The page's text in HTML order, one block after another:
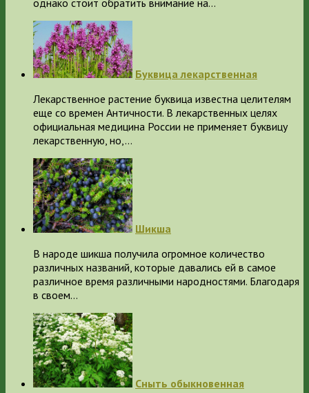
Буквица лекарственная
Лекарственное растение буквица известна целителям
еще со времен Античности. В лекарственных целях
официальная медицина России не применяет буквицу
лекарственную, но,…
Шикша
В народе шикша получила огромное количество
различных названий, которые давались ей в самое
различное время различными народностями. Благодаря
в своем…
Сныть обыкновенная